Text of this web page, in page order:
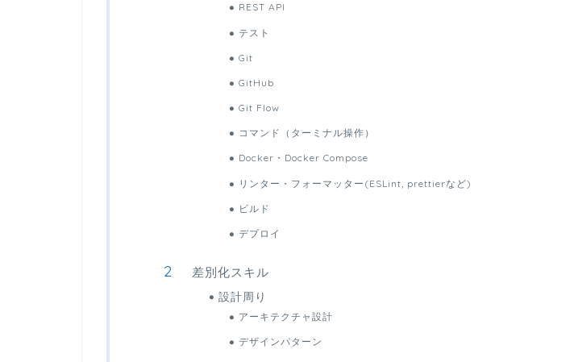
REST API
テスト
Git
GitHub
Git Flow
コマンド（ターミナル操作）
Docker・Docker Compose
リンター・フォーマッター(ESLint, prettierなど)
ビルド
デプロイ
差別化スキル
設計周り
アーキテクチャ設計
デザインパターン